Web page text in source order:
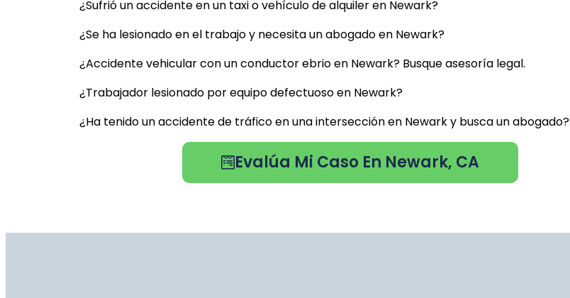
¿Sufrió un accidente en un taxi o vehículo de alquiler en Newark?
¿Se ha lesionado en el trabajo y necesita un abogado en Newark?
¿Accidente vehicular con un conductor ebrio en Newark? Busque asesoría legal.
¿Trabajador lesionado por equipo defectuoso en Newark?
¿Ha tenido un accidente de tráfico en una intersección en Newark y busca un abogado?
Evalúa Mi Caso En Newark, CA